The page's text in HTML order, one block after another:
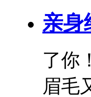
亲身
了你
眉毛